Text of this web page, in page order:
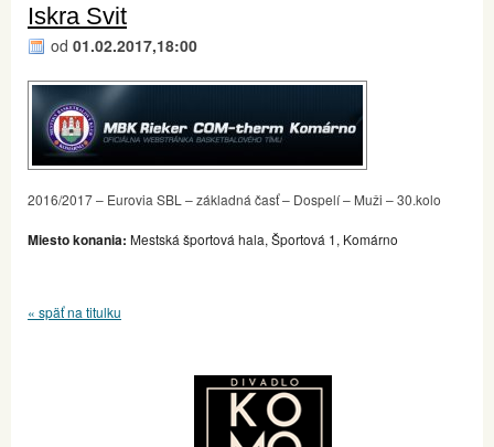
Iskra Svit
od 01.02.2017,18:00
2016/2017 – Eurovia SBL – základná časť – Dospelí – Muži – 30.kolo
Miesto konania: Mestská športová hala, Športová 1, Komárno
« späť na titulku